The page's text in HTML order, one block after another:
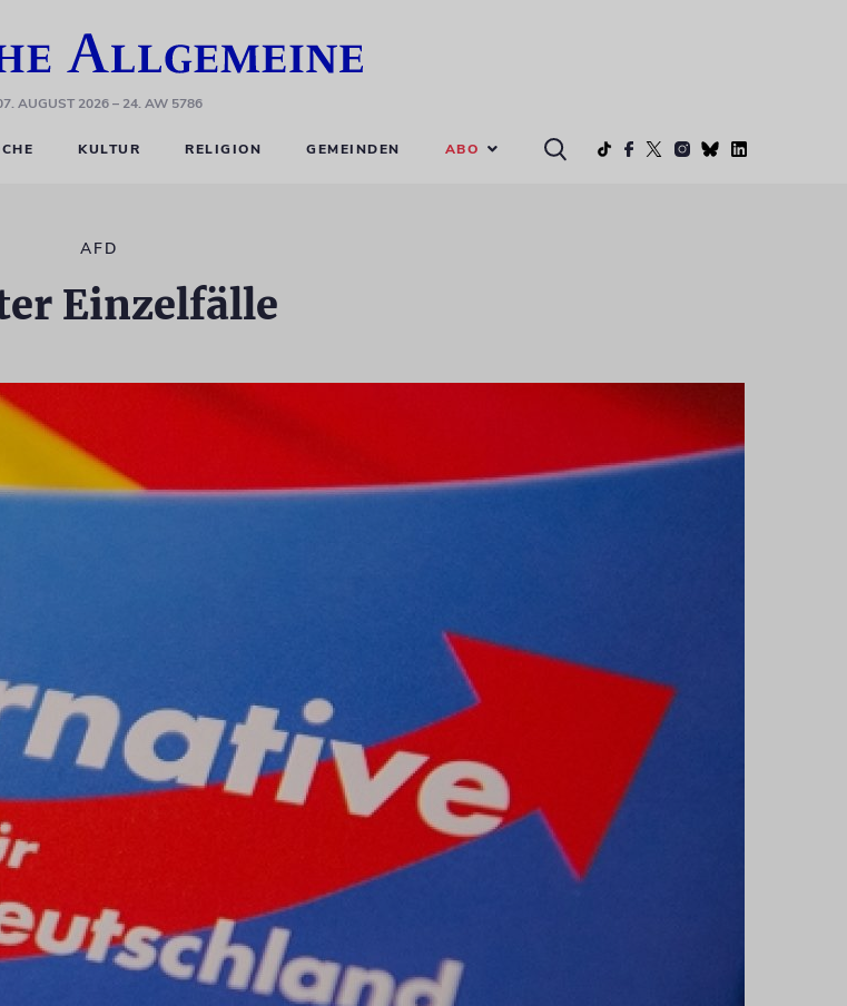
AUGUST 2026– 24. AW 5786
KULTUR RELIGION GEMEINDEN ABO
AFD
Einzelfälle